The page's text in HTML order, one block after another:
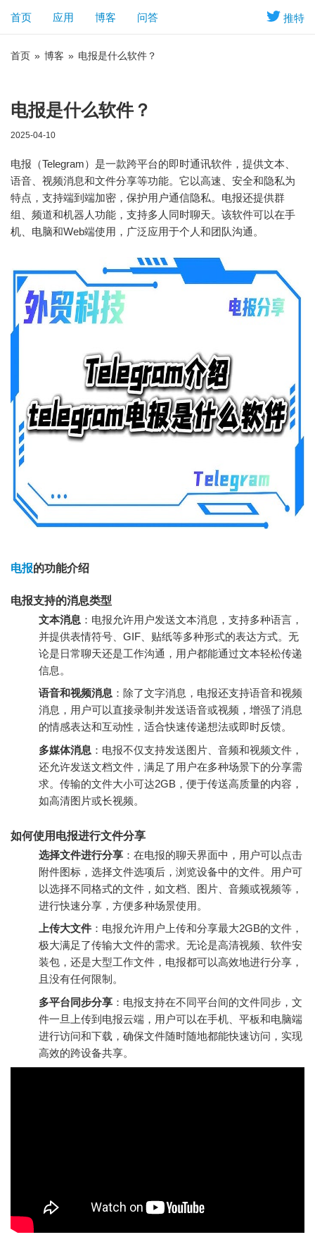
推特
首页 应用 博客 问答
首页 » 博客 » 电报是什么软件？
电报是什么软件？
2025-04-10
电报（Telegram）是一款跨平台的即时通讯软件，提供文本、
语音、视频消息和文件分享等功能。它以高速、安全和隐私为
特点，支持端到端加密，保护用户通信隐私。电报还提供群
组、频道和机器人功能，支持多人同时聊天。该软件可以在手
机、电脑和Web端使用，广泛应用于个人和团队沟通。
电报的功能介绍
电报支持的消息类型
文本消息 ：电报允许用户发送文本消息，支持多种语言，
并提供表情符号、GIF、贴纸等多种形式的表达方式。无
论是日常聊天还是工作沟通，用户都能通过文本轻松传递
信息。
语音和视频消息 ：除了文字消息，电报还支持语音和视频
消息，用户可以直接录制并发送语音或视频，增强了消息
的情感表达和互动性，适合快速传递想法或即时反馈。
多媒体消息 ：电报不仅支持发送图片、音频和视频文件，
还允许发送文档文件，满足了用户在多种场景下的分享需
求。传输的文件大小可达2GB，便于传送高质量的内容，
如高清图片或长视频。
如何使用电报进行文件分享
选择文件进行分享 ：在电报的聊天界面中，用户可以点击
附件图标，选择文件选项后，浏览设备中的文件。用户可
以选择不同格式的文件，如文档、图片、音频或视频等，
进行快速分享，方便多种场景使用。
上传大文件 ：电报允许用户上传和分享最大2GB的文件，
极大满足了传输大文件的需求。无论是高清视频、软件安
装包，还是大型工作文件，电报都可以高效地进行分享，
且没有任何限制。
多平台同步分享 ：电报支持在不同平台间的文件同步，文
件一旦上传到电报云端，用户可以在手机、平板和电脑端
进行访问和下载，确保文件随时随地都能快速访问，实现
高效的跨设备共享。